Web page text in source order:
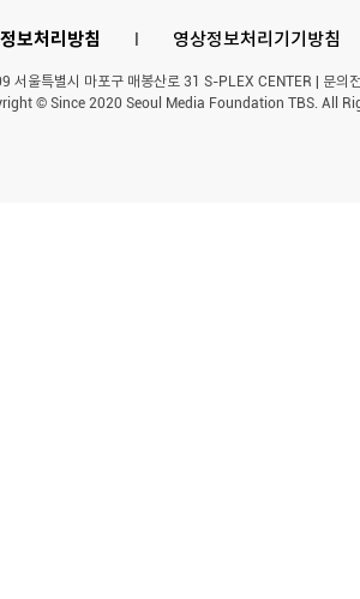
보처리방침 l 영상정보처리기기방침
서울특별시 마포구 매봉산로 31 S-PLEX CENTER | 문
© Since 2020 Seoul Media Foundation TBS. All